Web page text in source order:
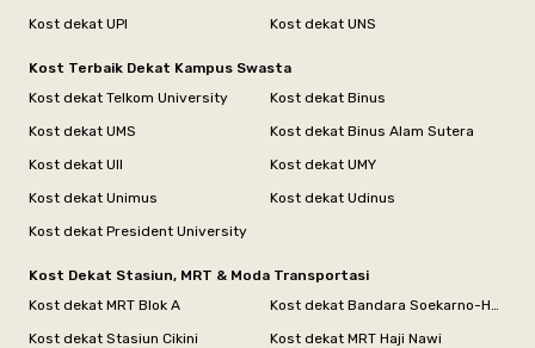
Kost dekat UPI
Kost dekat UNS
Kost Terbaik Dekat Kampus Swasta
Kost dekat Telkom University
Kost dekat Binus
Kost dekat UMS
Kost dekat Binus Alam Sutera
Kost dekat UII
Kost dekat UMY
Kost dekat Unimus
Kost dekat Udinus
Kost dekat President University
Kost Dekat Stasiun, MRT & Moda Transportasi
Kost dekat MRT Blok A
Kost dekat Bandara Soekarno-Hatta
Kost dekat Stasiun Cikini
Kost dekat MRT Haji Nawi